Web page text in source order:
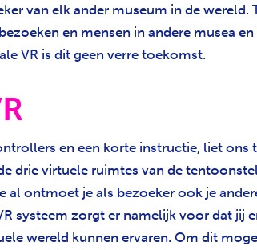
van elk ander museum in de wereld.
en mensen in andere musea en
VR is dit geen verre toekomst.
en een korte instructie, liet ons
drie virtuele ruimtes van de
al ontmoet je als bezoeker ook je
systeem zorgt er namelijk voor dat jij
wereld kunnen ervaren. Om dit